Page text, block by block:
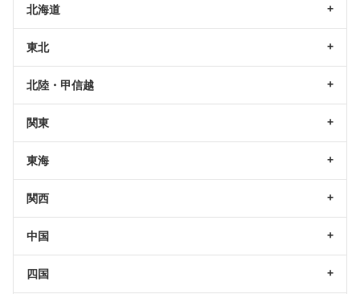
北海道
東北
北陸・甲信越
関東
東海
関西
中国
四国